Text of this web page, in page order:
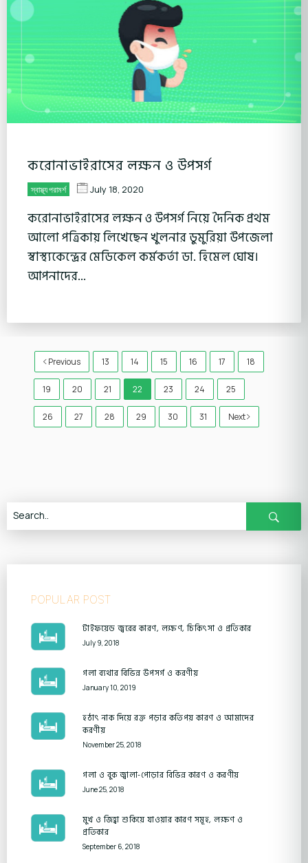
করোনাভাইরাসের লক্ষন ও উপসর্গ
স্বাস্থ্য পরামর্শ July 18, 2020
করোনাভাইরাসের লক্ষন ও উপসর্গ নিয়ে দৈনিক প্রথম
আলো পত্রিকায় লিখেছেন খুলনার ডুমুরিয়া উপজেলা
স্বাস্থ্যকেন্দ্রের মেডিকেল কর্মকর্তা ডা. হিমেল ঘোষ।
আপনাদের...
Previous 13 14 15 16 17 18
19 20 21 22 23 24 25
26 27 28 29 30 31 Next
POPULAR POST
টাইফয়েড জ্বরের কারণ, লক্ষণ, চিকিৎসা ও প্রতিকার
July 9, 2018
গলা ব্যথার বিভিন্ন উপসর্গ ও করণীয়
January 10, 2019
হঠাৎ নাক দিয়ে রক্ত পড়ার কতিপয় কারণ ও আমাদের
করণীয়
November 25, 2018
গলা ও বুক জ্বালা-পোড়ার বিভিন্ন কারণ ও করণীয়
June 25, 2018
মুখ ও জিহ্বা শুকিয়ে যাওয়ার কারণ সমূহ, লক্ষণ ও
প্রতিকার
September 6, 2018